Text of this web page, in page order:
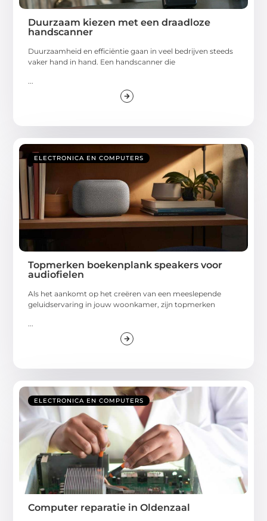
Duurzaam kiezen met een draadloze
handscanner
Duurzaamheid en efficiëntie gaan in veel bedrijven steeds
vaker hand in hand. Een handscanner die
ELECTRONICA EN COMPUTERS
Topmerken boekenplank speakers voor
audiofielen
Als het aankomt op het creëren van een meeslepende
geluidservaring in jouw woonkamer, zijn topmerken
...
ELECTRONICA EN COMPUTERS
Computer reparatie in Oldenzaal